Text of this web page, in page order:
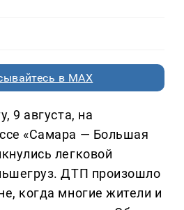
в MAX
9 августа, на
«Самара — Большая
легковой
ДТП произошло
когда многие жители и